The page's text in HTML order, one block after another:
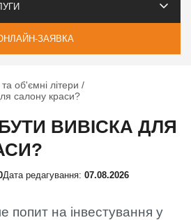
ЗАЯВКА
та об'ємні літери
салону краси?
ВИВІСКА ДЛЯ
Дата редагування: 07.08.2026
попит на інвестування у